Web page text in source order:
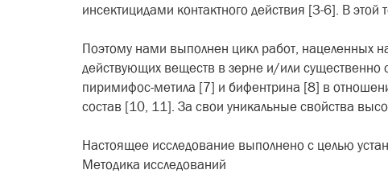
инсектицидами контактного действия [3-6]. В этой
Поэтому нами выполнен цикл работ, нацеленных
действующих веществ в зерне и/или существенно
пиримифос-метила [7] и бифентрина [8] в
состав [10, 11]. За свои уникальные свойства
Настоящее исследование выполнено с целью
Методика исследований